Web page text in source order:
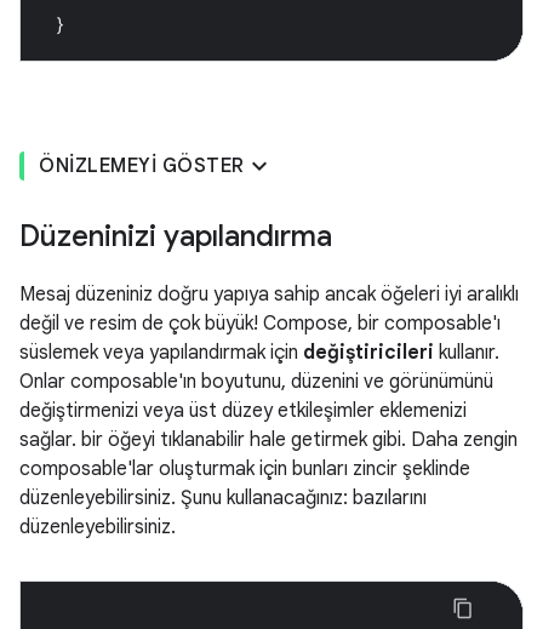
}
ÖNIZLEMEYI GÖSTER
Düzeninizi yapılandırma
Mesaj düzeniniz doğru yapıya sahip ancak öğeleri iyi aralıklı
değil ve resim de çok büyük! Compose, bir composable'ı
süslemek veya yapılandırmak için değiştiricileri kullanır.
Onlar composable'ın boyutunu, düzenini ve görünümünü
değiştirmenizi veya üst düzey etkileşimler eklemenizi
sağlar. bir öğeyi tıklanabilir hale getirmek gibi. Daha zengin
composable'lar oluşturmak için bunları zincir şeklinde
düzenleyebilirsiniz. Şunu kullanacağınız: bazılarını
düzenleyebilirsiniz.